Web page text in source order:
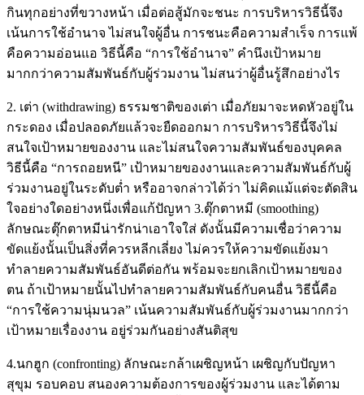
กินทุกอย่างที่ขวางหน้า เมื่อต่อสู้มักจะชนะ การบริหารวิธีนี้จึง
เน้นการใช้อำนาจ ไม่สนใจผู้อื่น การชนะคือความสำเร็จ การแพ้
คือความอ่อนแอ วิธีนี้คือ “การใช้อำนาจ” คำนึงเป้าหมาย
มากกว่าความสัมพันธ์กับผู้ร่วมงาน ไม่สนว่าผู้อื่นรู้สึกอย่างไร
2. เต่า (withdrawing) ธรรมชาติของเต่า เมื่อภัยมาจะหดหัวอยู่ใน
กระดอง เมื่อปลอดภัยแล้วจะยืดออกมา การบริหารวิธีนี้จึงไม่
สนใจเป้าหมายของงาน และไม่สนใจความสัมพันธ์ของบุคคล
วิธีนี้คือ “การถอยหนี” เป้าหมายของงานและความสัมพันธ์กับผู้
ร่วมงานอยู่ในระดับต่ำ หรืออาจกล่าวได้ว่า ไม่คิดแม้แต่จะตัดสิน
ใจอย่างใดอย่างหนึ่งเพื่อแก้ปัญหา 3.ตุ๊กตาหมี (smoothing)
ลักษณะตุ๊กตาหมีน่ารักน่าเอาใจใส่ ดังนั้นมีความเชื่อว่าความ
ขัดแย้งนั้นเป็นสิ่งที่ควรหลีกเลี่ยง ไม่ควรให้ความขัดแย้งมา
ทำลายความสัมพันธ์อันดีต่อกัน พร้อมจะยกเลิกเป้าหมายของ
ตน ถ้าเป้าหมายนั้นไปทำลายความสัมพันธ์กับคนอื่น วิธีนี้คือ
“การใช้ความนุ่มนวล” เน้นความสัมพันธ์กับผู้ร่วมงานมากกว่า
เป้าหมายเรื่องงาน อยู่ร่วมกันอย่างสันติสุข
4.นกฮูก (confronting) ลักษณะกล้าเผชิญหน้า เผชิญกับปัญหา
สุขุม รอบคอบ สนองความต้องการของผู้ร่วมงาน และได้ตาม